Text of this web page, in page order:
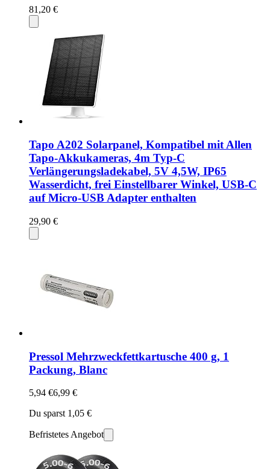
81,20 €
Tapo A202 Solarpanel, Kompatibel mit Allen
Tapo-Akkukameras, 4m Typ-C
Verlängerungsladekabel, 5V 4,5W, IP65
Wasserdicht, frei Einstellbarer Winkel, USB-C
auf Micro-USB Adapter enthalten
29,90 €
Pressol Mehrzweckfettkartusche 400 g, 1
Packung, Blanc
5,94 €6,99 €
Du sparst 1,05 €
Befristetes Angebot